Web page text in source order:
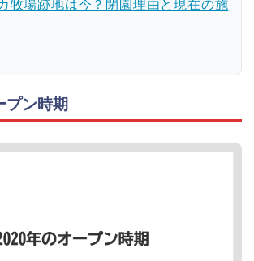
牧場跡地は今？閉園理由と現在の施
プン時期